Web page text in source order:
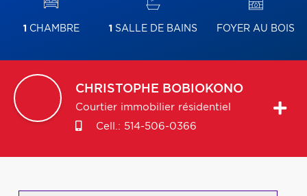
1 CHAMBRE 1 SALLE DE BAINS FOYER AU BOIS
CHRISTOPHE BOBIOKONO
Courtier immobilier résidentiel
Cell.: 514-506-0366